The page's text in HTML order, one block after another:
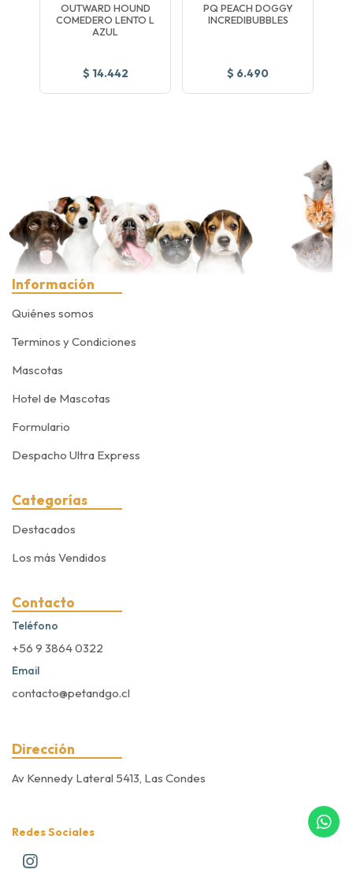
OUTWARD HOUND
COMEDERO LENTO L
AZUL
$ 14.442
PQ PEACH DOGGY
INCREDIBUBBLES
$ 6.490
Información
Quiénes somos
Terminos y Condiciones
Mascotas
Hotel de Mascotas
Formulario
Despacho Ultra Express
Categorías
Destacados
Los más Vendidos
Contacto
Teléfono
+56 9 3864 0322
Email
contacto@petandgo.cl
Dirección
Av Kennedy Lateral 5413, Las Condes
Redes Sociales